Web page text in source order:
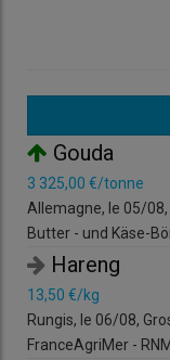
Gouda
3 325,00 €/tonne
Allemagne, le 05/08,
Butter - und Käse-
Hareng
13,50 €/kg
Rungis, le 06/08,
FranceAgriMer - RNM